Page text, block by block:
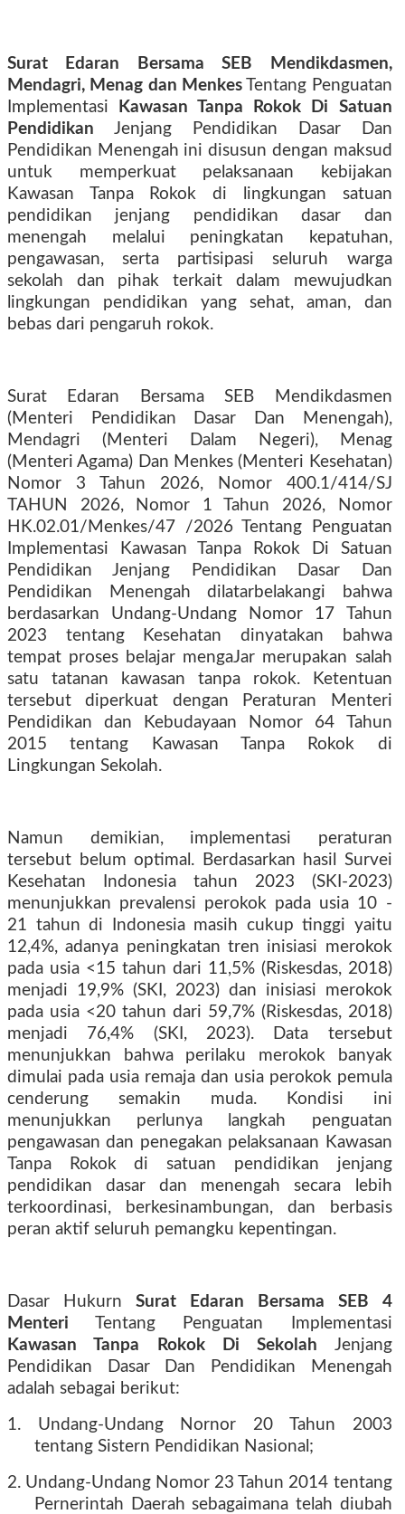
Surat Edaran Bersama SEB Mendikdasmen,
Mendagri, Menag dan MenkesTentang Penguatan
Implementasi
Kawasan Tanpa Rokok Di Satuan
Pendidikan Jenjang Pendidikan Dasar Dan
Pendidikan Menengah ini disusun dengan maksud
untuk memperkuat pelaksanaan kebijakan
Kawasan Tanpa Rokok di lingkungan satuan
pendidikan jenjang pendidikan dasar dan
menengah melalui peningkatan kepatuhan,
pengawasan, serta partisipasi seluruh warga
sekolah dan pihak terkait dalam mewujudkan
lingkungan pendidikan yang sehat, aman, dan
bebas dari pengaruh rokok.
Surat Edaran Bersama SEB Mendikdasmen
(Menteri Pendidikan Dasar Dan Menengah),
Mendagri (Menteri Dalam Negeri), Menag
(Menteri Agama) Dan Menkes (Menteri Kesehatan)
Nomor 3 Tahun 2026, Nomor 400.1/414/SJ
TAHUN 2026, Nomor 1 Tahun 2026, Nomor
HK.02.01/Menkes/47 /2026 Tentang Penguatan
Implementasi Kawasan Tanpa Rokok Di Satuan
Pendidikan Jenjang Pendidikan Dasar Dan
Pendidikan Menengah dilatarbelakangi bahwa
berdasarkan Undang-Undang Nomor 17 Tahun
2023 tentang Kesehatan dinyatakan bahwa
tempat proses belajar mengaJar merupakan salah
satu tatanan kawasan tanpa rokok. Ketentuan
tersebut diperkuat dengan Peraturan Menteri
Pendidikan dan Kebudayaan Nomor 64 Tahun
2015 tentang Kawasan Tanpa Rokok di
Lingkungan Sekolah.
Namun demikian, implementasi peraturan
tersebut belum optimal. Berdasarkan hasil Survei
Kesehatan Indonesia tahun 2023 (SKI-2023)
menunjukkan prevalensi perokok pada usia 10 -
21 tahun di Indonesia masih cukup tinggi yaitu
12,4%, adanya peningkatan tren inisiasi merokok
pada usia <15 tahun dari 11,5% (Riskesdas, 2018)
menjadi 19,9% (SKI, 2023) dan inisiasi merokok
pada usia <20 tahun dari 59,7% (Riskesdas, 2018)
menjadi 76,4% (SKI, 2023). Data tersebut
menunjukkan bahwa perilaku merokok banyak
dimulai pada usia remaja dan usia perokok pemula
cenderung semakin muda. Kondisi ini
menunjukkan perlunya langkah penguatan
pengawasan dan penegakan pelaksanaan Kawasan
Tanpa Rokok di satuan pendidikan jenjang
pendidikan dasar dan menengah secara lebih
terkoordinasi, berkesinambungan, dan berbasis
peran aktif seluruh pemangku kepentingan.
Dasar Hukurn Surat Edaran Bersama SEB 4
Menteri Tentang Penguatan Implementasi
Kawasan Tanpa Rokok Di Sekolah Jenjang
Pendidikan Dasar Dan Pendidikan Menengah
adalah sebagai berikut:
1. Undang-Undang Nornor 20 Tahun 2003
tentang Sistern Pendidikan Nasional;
2. Undang-Undang Nomor 23 Tahun 2014 tentang
Pernerintah Daerah sebagaimana telah diubah